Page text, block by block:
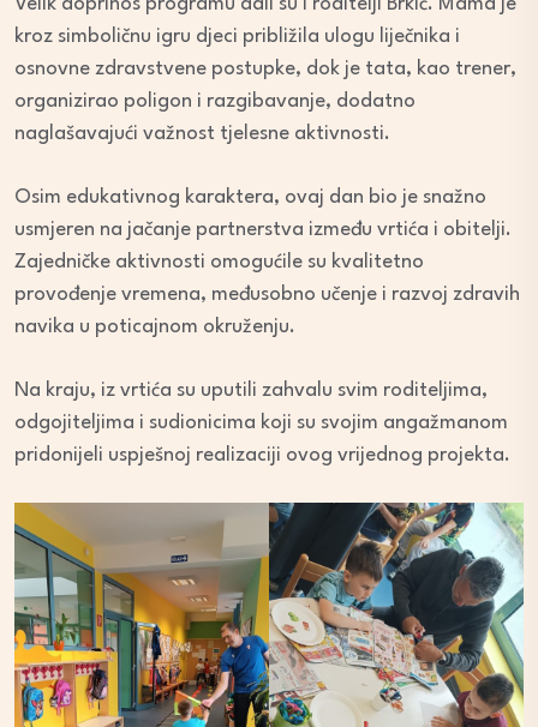
Velik doprinos programu dali su i roditelji Brkić. Mama je
kroz simboličnu igru djeci približila ulogu liječnika i
osnovne zdravstvene postupke, dok je tata, kao trener,
organizirao poligon i razgibavanje, dodatno
naglašavajući važnost tjelesne aktivnosti.
Osim edukativnog karaktera, ovaj dan bio je snažno
usmjeren na jačanje partnerstva između vrtića i obitelji.
Zajedničke aktivnosti omogućile su kvalitetno
provođenje vremena, međusobno učenje i razvoj zdravih
navika u poticajnom okruženju.
Na kraju, iz vrtića su uputili zahvalu svim roditeljima,
odgojiteljima i sudionicima koji su svojim angažmanom
pridonijeli uspješnoj realizaciji ovog vrijednog projekta.